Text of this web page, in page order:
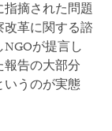
摘された問題
革に関する諮
が提言し
報告の大部分
いうのが実態